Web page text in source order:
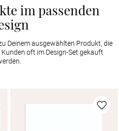
im passenden
Deinem ausgewählten Produkt, die
oft im Design-Set gekauft